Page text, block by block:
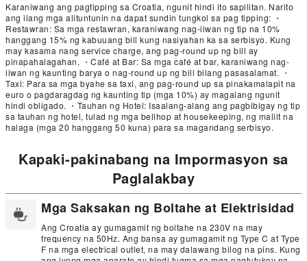
Karaniwang ang pagtipping sa Croatia, ngunit hindi ito sapilitan. Narito
ang ilang mga alituntunin na dapat sundin tungkol sa pag tipping: ・
Restawran: Sa mga restawran, karaniwang nag-iiwan ng tip na 10%
hanggang 15% ng kabuuang bill kung nasiyahan ka sa serbisyo. Kung
may kasama nang service charge, ang pag-round up ng bill ay
pinapahalagahan. ・Café at Bar: Sa mga café at bar, karaniwang nag-
iiwan ng kaunting barya o nag-round up ng bill bilang pasasalamat. ・
Taxi: Para sa mga byahe sa taxi, ang pag-round up sa pinakamalapit na
euro o pagdaragdag ng kaunting tip (mga 10%) ay magalang ngunit
hindi obligado. ・Tauhan ng Hotel: Isaalang-alang ang pagbibigay ng tip
sa tauhan ng hotel, tulad ng mga bellhop at housekeeping, ng maliit na
halaga (mga 20 hanggang 50 kuna) para sa magandang serbisyo.
Kapaki-pakinabang na Impormasyon sa
Paglalakbay
Mga Saksakan ng Boltahe at Elektrisidad
Ang Croatia ay gumagamit ng boltahe na 230V na may
frequency na 50Hz. Ang bansa ay gumagamit ng Type C at Type
F na mga electrical outlet, na may dalawang bilog na pins. Kung